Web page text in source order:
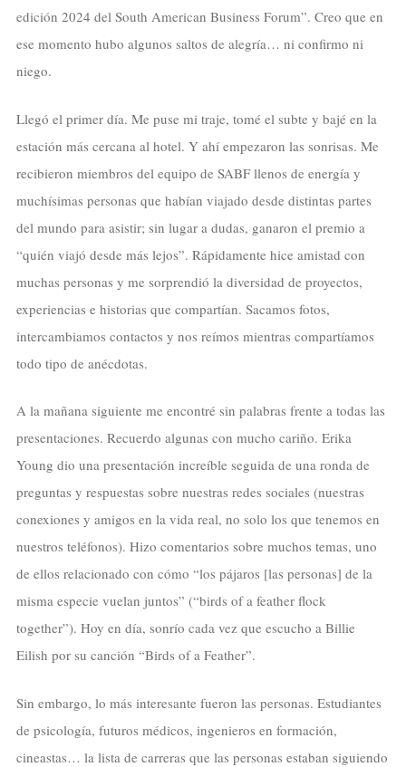
edición 2024 del South American Business Forum”. Creo que en
ese momento hubo algunos saltos de alegría… ni confirmo ni
niego.
Llegó el primer día. Me puse mi traje, tomé el subte y bajé en la
estación más cercana al hotel. Y ahí empezaron las sonrisas. Me
recibieron miembros del equipo de SABF llenos de energía y
muchísimas personas que habían viajado desde distintas partes
del mundo para asistir; sin lugar a dudas, ganaron el premio a
“quién viajó desde más lejos”. Rápidamente hice amistad con
muchas personas y me sorprendió la diversidad de proyectos,
experiencias e historias que compartían. Sacamos fotos,
intercambiamos contactos y nos reímos mientras compartíamos
todo tipo de anécdotas.
A la mañana siguiente me encontré sin palabras frente a todas las
presentaciones. Recuerdo algunas con mucho cariño. Erika
Young dio una presentación increíble seguida de una ronda de
preguntas y respuestas sobre nuestras redes sociales (nuestras
conexiones y amigos en la vida real, no solo los que tenemos en
nuestros teléfonos). Hizo comentarios sobre muchos temas, uno
de ellos relacionado con cómo “los pájaros [las personas] de la
misma especie vuelan juntos” (“birds of a feather flock
together”). Hoy en día, sonrío cada vez que escucho a Billie
Eilish por su canción “Birds of a Feather”.
Sin embargo, lo más interesante fueron las personas. Estudiantes
de psicología, futuros médicos, ingenieros en formación,
cineastas… la lista de carreras que las personas estaban siguiendo